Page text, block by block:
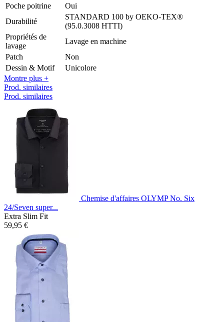
Poche poitrine
Oui
Durabilité
STANDARD 100 by OEKO-TEX®
(95.0.3008 HTTI)
Propriétés de
lavage
Lavage en machine
Patch
Non
Dessin & Motif
Unicolore
Montre plus +
Prod. similaires
Prod. similaires
Chemise d'affaires OLYMP No. Six
24/Seven super...
Extra Slim Fit
59,95 €